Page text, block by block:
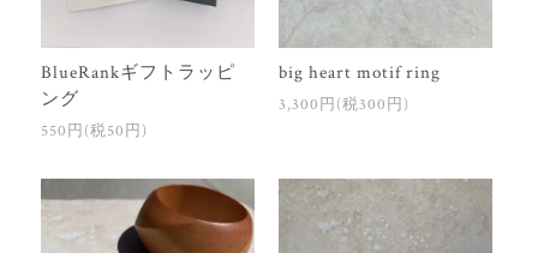
BlueRankギフトラッピ
ング
550円(税50円)
big heart motif ring
3,300円(税300円)